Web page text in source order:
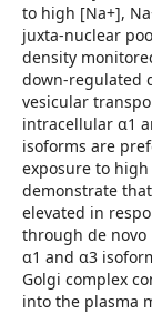
to high [Na+],
juxta-nuclear
density
down-regulated
vesicular
intracellular α1
isoforms are
exposure to
demonstrate
elevated in
through de
α1 and α3
Golgi complex
into the plasma